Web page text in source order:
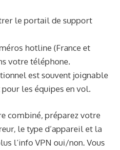
le portail de support
hotline (France et
votre téléphone.
est souvent joignable
les équipes en vol.
combiné, préparez votre
le type d’appareil et la
l’info VPN oui/non. Vous